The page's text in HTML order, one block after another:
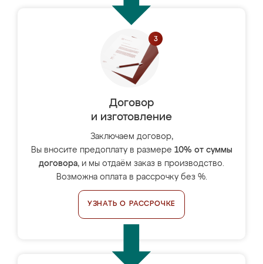
Договор
и изготовление
Заключаем договор,
Вы вносите предоплату в размере 10% от суммы
договора, и мы отдаём заказ в производство.
Возможна оплата в рассрочку без %.
УЗНАТЬ О РАССРОЧКЕ